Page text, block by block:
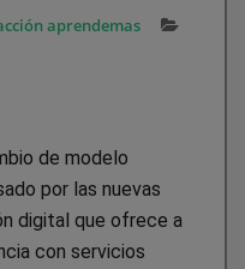
aprendemas
de modelo
por las nuevas
digital que ofrece a
con servicios